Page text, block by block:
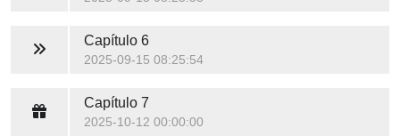
Capítulo 6
2025-09-15 08:25:54
Capítulo 7
2025-10-12 00:00:00